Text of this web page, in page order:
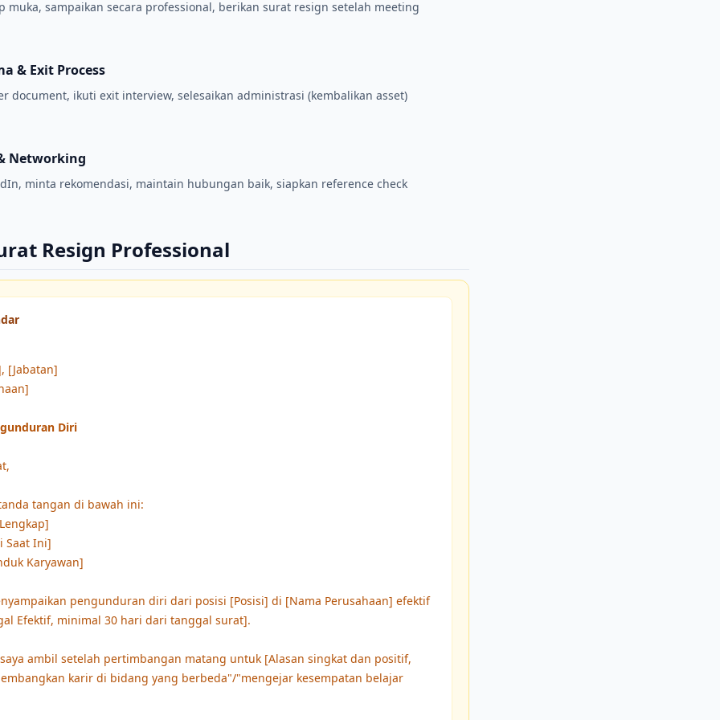
muka, sampaikan secara professional, berikan surat resign setelah meeting
& Exit Process
document, ikuti exit interview, selesaikan administrasi (kembalikan asset)
Networking
minta rekomendasi, maintain hubungan baik, siapkan reference check
Resign Professional
[Jabatan]
Diri
tangan di bawah ini:
Saat Ini]
Karyawan]
pengunduran diri dari posisi [Posisi] di [Nama Perusahaan] efektif
Efektif, minimal 30 hari dari tanggal surat].
ambil setelah pertimbangan matang untuk [Alasan singkat dan positif,
karir di bidang yang berbeda"/"mengejar kesempatan belajar